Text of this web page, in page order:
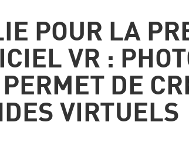
POUR LA
VR :
DE
VIRTUELS